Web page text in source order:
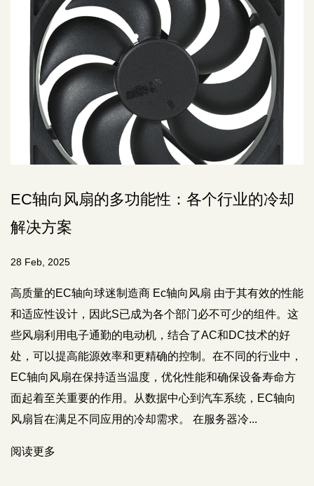
多功能性：各个行业的冷却
迷制造商 Ec轴向风扇 由于其有效的性能
S已成为各个部门必不可少的组件。这
的电动机，结合了AC和DC技术的好
率和更精确的控制。在不同的行业中，
适当温度，优化性能和确保设备寿命方
用。从数据中心到汽车系统，EC轴向
用的冷却需求。 在服务器冷...
12V轴向风
中国高质量的DC
的性能，效率和
关重要。这些风
和冷却的区域中
高效率和节能）
引力的选择。 轴
出。与传统的冷